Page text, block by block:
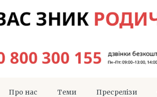
Про нас Теми Пресрелізи